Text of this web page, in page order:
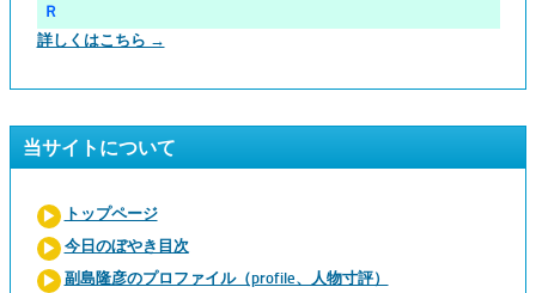
Ｒ
詳しくはこちら →
当サイトについて
トップページ
今日のぼやき目次
副島隆彦のプロファイル（profile、人物寸評）